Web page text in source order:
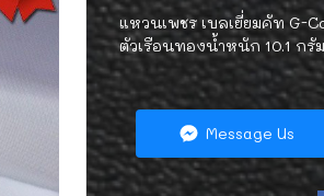
แหวนเพชร เบลเยี่ยมคัท G-
ตัวเรือนทองน้ำหนัก 10.1 ก
Message Us